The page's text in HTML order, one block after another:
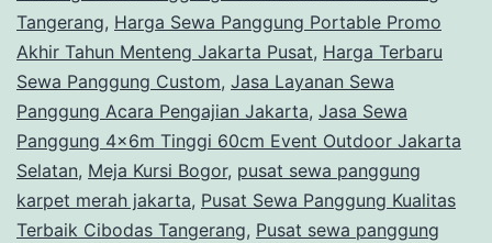
Tangerang, Harga Sewa Panggung Portable Promo
Akhir Tahun Menteng Jakarta Pusat, Harga Terbaru
Sewa Panggung Custom, Jasa Layanan Sewa
Panggung Acara Pengajian Jakarta, Jasa Sewa
Panggung 4x6m Tinggi 60cm Event Outdoor Jakarta
Selatan, Meja Kursi Bogor, pusat sewa panggung
karpet merah jakarta, Pusat Sewa Panggung Kualitas
Terbaik Cibodas Tangerang, Pusat sewa panggung